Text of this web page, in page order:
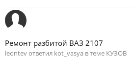
Ремонт разбитой ВАЗ 2107
leontev ответил kot_vasya в теме КУЗОВ